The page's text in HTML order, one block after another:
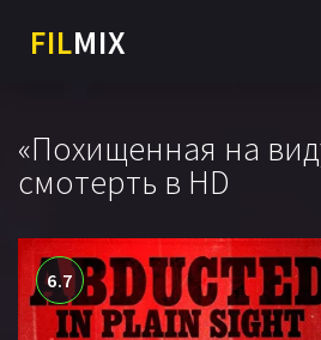
FILMIX
«Похищенная на
смотерть в HD
6.7